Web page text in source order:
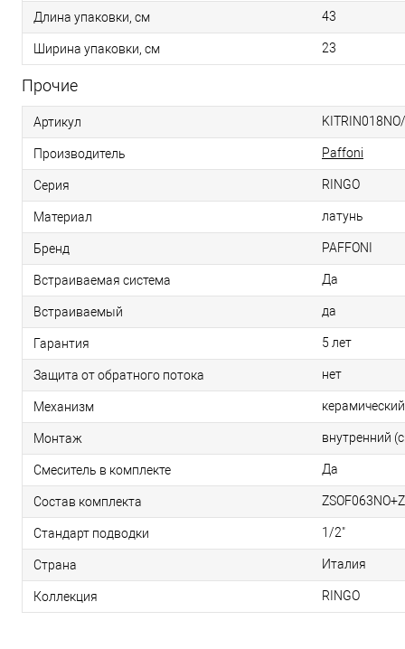
Длина упаковки, см 43
Ширина упаковки, см 23
Прочие
Артикул
Производитель Paffoni
Серия RINGO
Материал латунь
Бренд PAFFONI
Встраиваемая система Да
Встраиваемый да
Гарантия 5 лет
Защита от обратного потока нет
Механизм
Монтаж внутренний
Смеситель в комплекте Да
Состав комплекта
Стандарт подводки 1/2"
Страна Италия
Коллекция RINGO